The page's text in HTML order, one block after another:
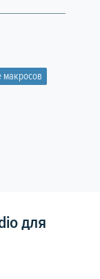
макросов
для